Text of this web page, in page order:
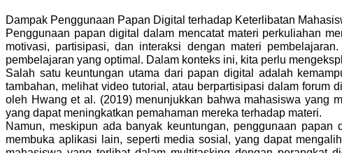
Dampak Penggunaan Papan Digital terhadap Keterlibatan
Penggunaan papan digital dalam mencatat materi perkuliahan
motivasi, partisipasi, dan interaksi dengan materi
pembelajaran yang optimal. Dalam konteks ini, kita perlu
Salah satu keuntungan utama dari papan digital adalah
tambahan, melihat video tutorial, atau berpartisipasi dalam forum
oleh Hwang et al. (2019) menunjukkan bahwa mahasiswa yang
yang dapat meningkatkan pemahaman mereka terhadap materi.
Namun, meskipun ada banyak keuntungan, penggunaan
membuka aplikasi lain, seperti media sosial, yang dapat